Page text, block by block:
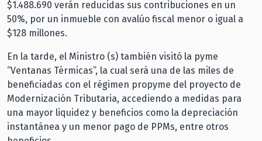
$1.488.690 verán reducidas sus contribuciones en un
50%, por un inmueble con avalúo fiscal menor o igual a
$128 millones.
En la tarde, el Ministro (s) también visitó la pyme
“Ventanas Térmicas”, la cual será una de las miles de
beneficiadas con el régimen propyme del proyecto de
Modernización Tributaria, accediendo a medidas para
una mayor liquidez y beneficios como la depreciación
instantánea y un menor pago de PPMs, entre otros